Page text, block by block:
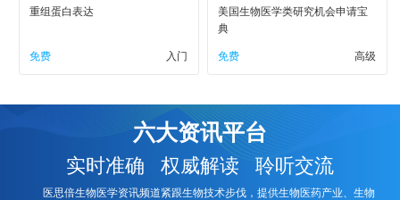
重组蛋白表达
免费 入门
美国生物医学类研究机会申请宝
典
免费 高级
六大资讯平台
实时准确 权威解读 聆听交流
医思倍生物医学资讯频道紧跟生物技术步伐，提供生物医药产业、生物